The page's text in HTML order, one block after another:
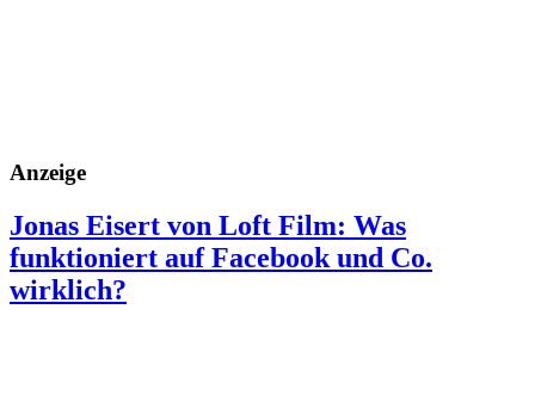
Anzeige
Jonas Eisert von Loft Film: Was
funktioniert auf Facebook und Co.
wirklich?